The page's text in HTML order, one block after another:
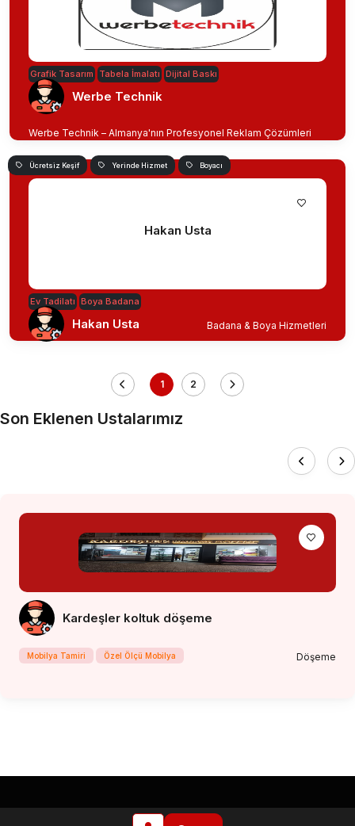
Grafik Tasarım Tabela İmalatı Dijital Baskı
Werbe Technik
Werbe Technik – Almanya'nın Profesyonel Reklam Çözümleri
Hakan Usta
Ücretsiz Keşif Yerinde Hizmet Boyacı
Ev Tadilatı Boya Badana
Hakan Usta Badana & Boya Hizmetleri
1 2
Son Eklenen Ustalarımız
Kardeşler koltuk döşeme
Mobilya Tamiri Özel Ölçü Mobilya Döşeme